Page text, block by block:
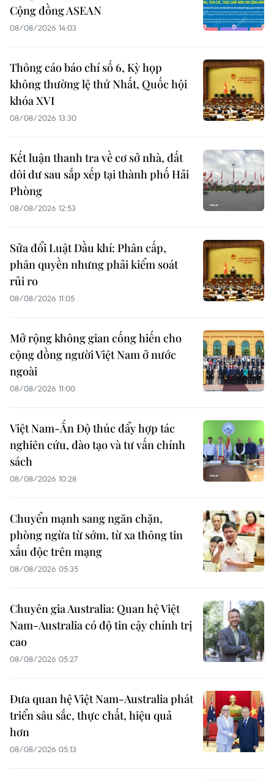
Cộng đồng ASEAN
08/08/2026 14:03
Thông cáo báo chí số 6, Kỳ họp
không thường lệ thứ Nhất, Quốc hội
khóa XVI
08/08/2026 13:30
Kết luận thanh tra về cơ sở nhà, đất
dôi dư sau sắp xếp tại thành phố Hải
Phòng
08/08/2026 12:53
Sửa đổi Luật Dầu khí: Phân cấp,
phân quyền nhưng phải kiểm soát
rủi ro
08/08/2026 11:05
Mở rộng không gian cống hiến cho
cộng đồng người Việt Nam ở nước
ngoài
08/08/2026 11:00
Việt Nam-Ấn Độ thúc đẩy hợp tác
nghiên cứu, đào tạo và tư vấn chính
sách
08/08/2026 10:28
Chuyển mạnh sang ngăn chặn,
phòng ngừa từ sớm, từ xa thông tin
xấu độc trên mạng
08/08/2026 05:35
Chuyên gia Australia: Quan hệ Việt
Nam-Australia có độ tin cậy chính trị
cao
08/08/2026 05:27
Đưa quan hệ Việt Nam-Australia phát
triển sâu sắc, thực chất, hiệu quả
hơn
08/08/2026 05:13